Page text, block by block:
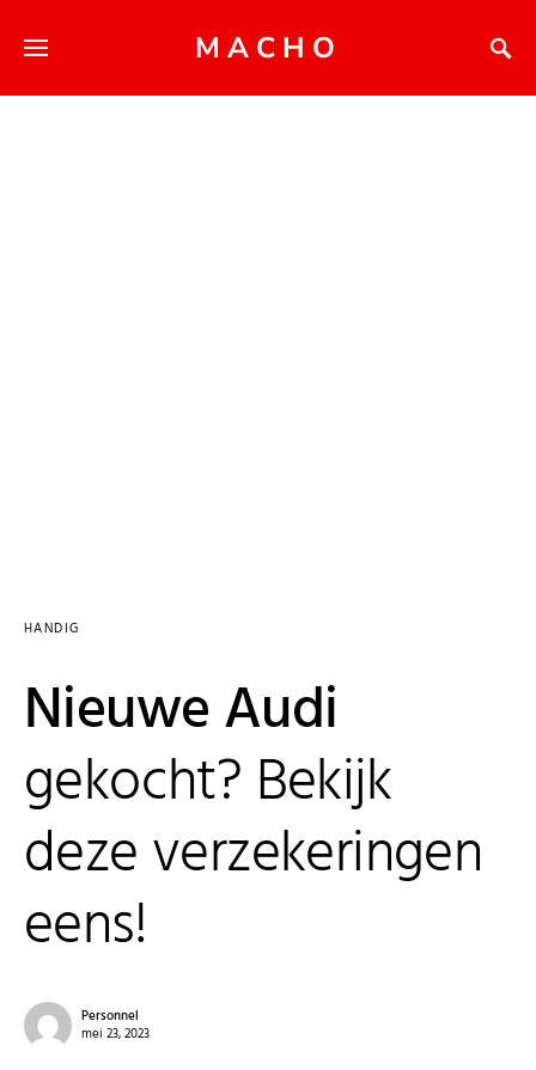
MACHO
HANDIG
Nieuwe Audi
gekocht? Bekijk
deze verzekeringen
eens!
Personnel
mei 23, 2023